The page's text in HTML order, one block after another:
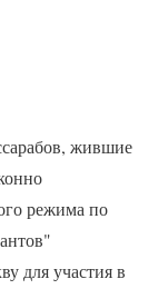
жившие
режима по
для участия в